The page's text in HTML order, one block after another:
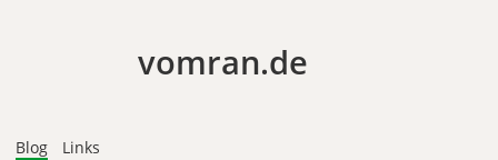
vomran.de
Blog Links